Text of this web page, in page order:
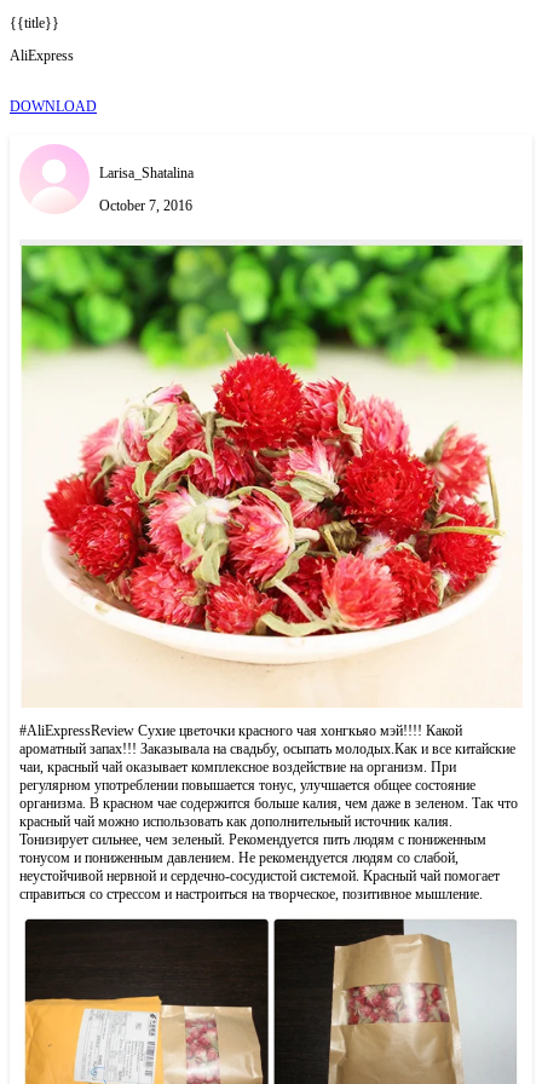
{{title}}
AliExpress
DOWNLOAD
Larisa_Shatalina
October 7, 2016
#AliExpressReview Сухие цветочки красного чая хонгкьяо мэй!!!! Какой
ароматный запах!!! Заказывала на свадьбу, осыпать молодых.Как и все китайские
чаи, красный чай оказывает комплексное воздействие на организм. При
регулярном употреблении повышается тонус, улучшается общее состояние
организма. В красном чае содержится больше калия, чем даже в зеленом. Так что
красный чай можно использовать как дополнительный источник калия.
Тонизирует сильнее, чем зеленый. Рекомендуется пить людям с пониженным
тонусом и пониженным давлением. Не рекомендуется людям со слабой,
неустойчивой нервной и сердечно-сосудистой системой. Красный чай помогает
справиться со стрессом и настроиться на творческое, позитивное мышление.